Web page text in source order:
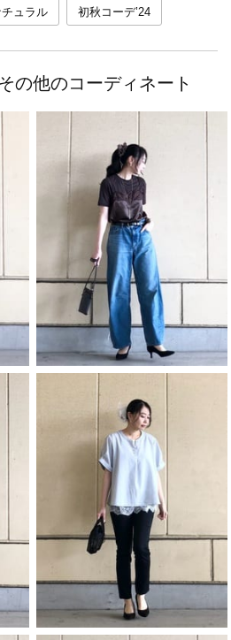
ュラル 初秋コーデ’24
の他のコーディネート